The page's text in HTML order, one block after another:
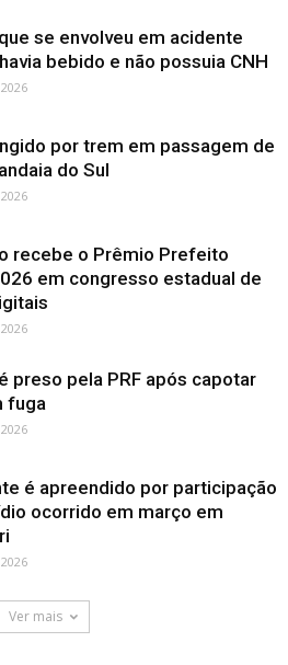
se envolveu em acidente
bebido e não possuia CNH
por trem em passagem de
do Sul
recebe o Prêmio Prefeito
em congresso estadual de
preso pela PRF após capotar
fuga
é apreendido por participação
ocorrido em março em
Ver mais